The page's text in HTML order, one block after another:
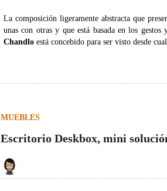
La composición ligeramente abstracta que
unas con otras y que está basada en los
Chandlo está concebido para ser visto desde
MUEBLES
Escritorio Deskbox, mini